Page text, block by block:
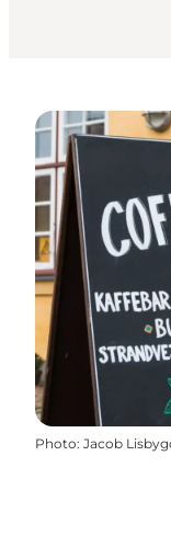
Photo: Jacob